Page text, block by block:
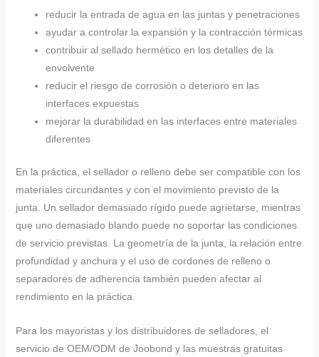
reducir la entrada de agua en las juntas y penetraciones
ayudar a controlar la expansión y la contracción térmicas
contribuir al sellado hermético en los detalles de la
envolvente
reducir el riesgo de corrosión o deterioro en las
interfaces expuestas
mejorar la durabilidad en las interfaces entre materiales
diferentes
En la práctica, el sellador o relleno debe ser compatible con los
materiales circundantes y con el movimiento previsto de la
junta. Un sellador demasiado rígido puede agrietarse, mientras
que uno demasiado blando puede no soportar las condiciones
de servicio previstas. La geometría de la junta, la relación entre
profundidad y anchura y el uso de cordones de relleno o
separadores de adherencia también pueden afectar al
rendimiento en la práctica.
Para los mayoristas y los distribuidores de selladores, el
servicio de OEM/ODM de Joobond y las muestras gratuitas